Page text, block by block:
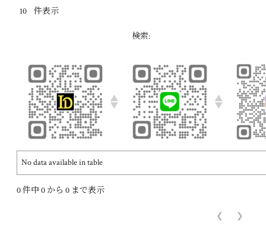
件表示
検索:
No data available in table
0 件中 0 から 0 まで表示
❮ ❯